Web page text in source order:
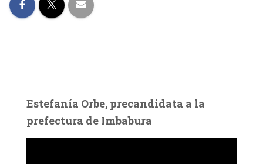
Estefanía Orbe, precandidata a la
prefectura de Imbabura